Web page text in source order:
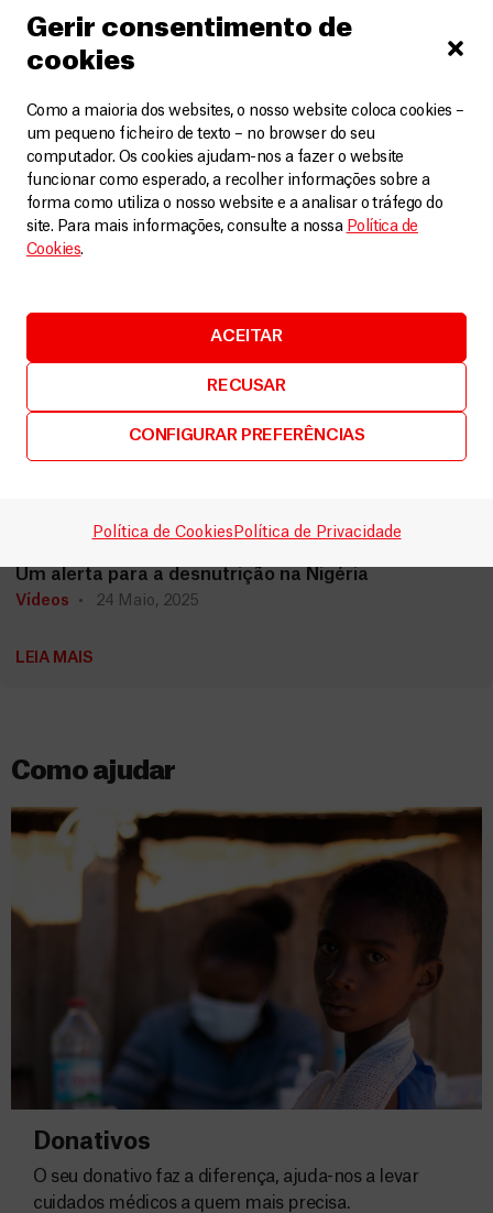
Gerir consentimento de
cookies
Como a maioria dos websites, o nosso website coloca cookies –
um pequeno ficheiro de texto – no browser do seu
computador. Os cookies ajudam-nos a fazer o website
funcionar como esperado, a recolher informações sobre a
forma como utiliza o nosso website e a analisar o tráfego do
site. Para mais informações, consulte a nossa Política de
Cookies.
ACEITAR
RECUSAR
CONFIGURAR PREFERÊNCIAS
Política de Cookies Política de Privacidade
mobilizar esforços para evitar mais mortes
6 Agosto, 2025
LEIA MAIS
Um alerta para a desnutrição na Nigéria
Vídeos 24 Maio, 2025
LEIA MAIS
Como ajudar
Donativos
O seu donativo faz a diferença, ajuda-nos a levar
cuidados médicos a quem mais precisa.